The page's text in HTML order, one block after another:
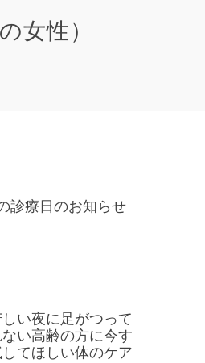
女性）
診療日のお知らせ
い夜に足がつって
い高齢の方に今す
してほしい体のケア